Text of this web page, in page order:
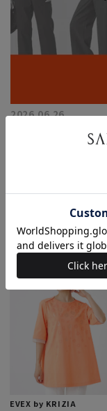
2026.06.26
EVEX by KRIZIA ｜
このアイテムを見た
EVEX by KRIZIA